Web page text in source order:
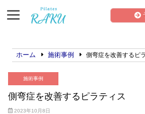
ホーム 施術事例 側弯症を改善するピ
施術事例
側弯症を改善するピラティス
2023年10月8日